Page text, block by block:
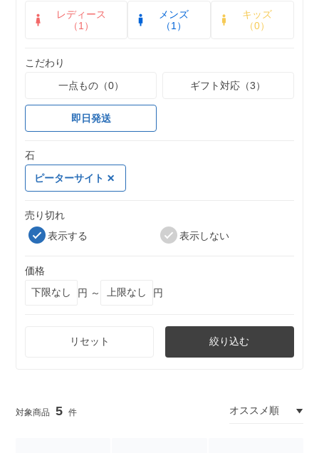
レディース
（1）
メンズ
（1）
キッズ
（0）
こだわり
一点もの（0）
ギフト対応（3）
即日発送
石
ピーターサイト
売り切れ
表示する
表示しない
価格
円 ～
円
リセット 絞り込む
5